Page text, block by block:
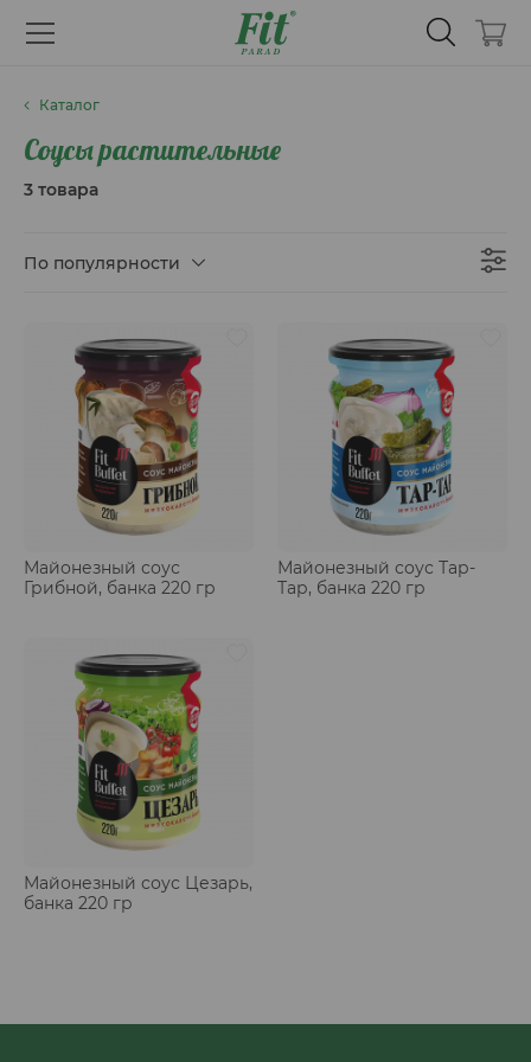
Каталог
Соусы растительные
3 товара
По популярности
Майонезный соус
Грибной, банка 220 гр
Майонезный соус Тар-
Тар, банка 220 гр
Майонезный соус Цезарь,
банка 220 гр